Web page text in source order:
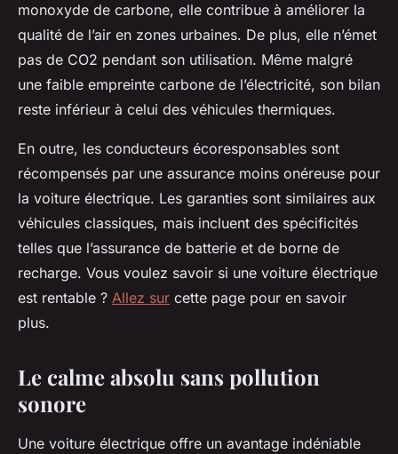
monoxyde de carbone, elle contribue à améliorer la
qualité de l’air en zones urbaines. De plus, elle n’émet
pas de CO2 pendant son utilisation. Même malgré
une faible empreinte carbone de l’électricité, son bilan
reste inférieur à celui des véhicules thermiques.
En outre, les conducteurs écoresponsables sont
récompensés par une assurance moins onéreuse pour
la voiture électrique. Les garanties sont similaires aux
véhicules classiques, mais incluent des spécificités
telles que l’assurance de batterie et de borne de
recharge. Vous voulez savoir si une voiture électrique
est rentable ? Allez sur cette page pour en savoir
plus.
Le calme absolu sans pollution
sonore
Une voiture électrique offre un avantage indéniable